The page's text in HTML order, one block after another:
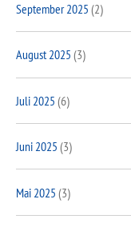
September 2025 (2)
August 2025 (3)
Juli 2025 (6)
Juni 2025 (3)
Mai 2025 (3)